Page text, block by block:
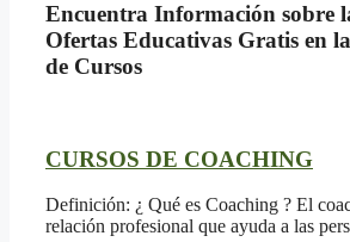
Encuentra Información sobre
Ofertas Educativas Gratis en
de Cursos
CURSOS DE COACHING
Definición: ¿ Qué es Coaching ? El
relación profesional que ayuda a las